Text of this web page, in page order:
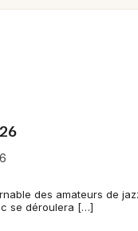
des amateurs de
se déroulera […]